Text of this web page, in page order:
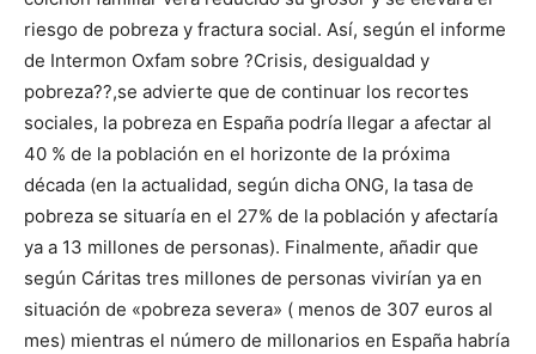
riesgo de pobreza y fractura social. Así, según el informe
de Intermon Oxfam sobre ?Crisis, desigualdad y
pobreza??,se advierte que de continuar los recortes
sociales, la pobreza en España podría llegar a afectar al
40 % de la población en el horizonte de la próxima
década (en la actualidad, según dicha ONG, la tasa de
pobreza se situaría en el 27% de la población y afectaría
ya a 13 millones de personas). Finalmente, añadir que
según Cáritas tres millones de personas vivirían ya en
situación de «pobreza severa» ( menos de 307 euros al
mes) mientras el número de millonarios en España habría